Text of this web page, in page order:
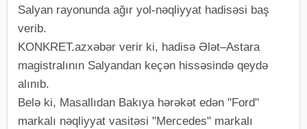
Salyan rayonunda ağır yol-nəqliyyat hadisəsi baş
verib.
KONKRET.azxəbər verir ki, hadisə Ələt–Astara
magistralının Salyandan keçən hissəsində qeydə
alınıb.
Belə ki, Masallıdan Bakıya hərəkət edən "Ford"
markalı nəqliyyat vasitəsi "Mercedes" markalı